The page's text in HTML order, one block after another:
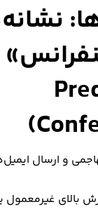
و ارسال
بالای غیرمعمول